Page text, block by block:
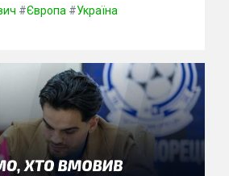
#Європа #Україна